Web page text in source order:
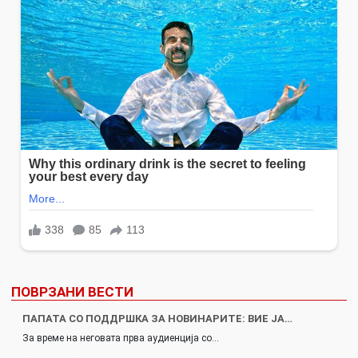
ПОВРЗАНИ ВЕСТИ
ПАПАТА СО ПОДДРШКА ЗА НОВИНАРИТЕ: ВИЕ ЈА…
За време на неговата прва аудиенција со…